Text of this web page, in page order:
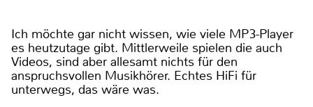
Ich möchte gar nicht wissen, wie viele MP3-Player
es heutzutage gibt. Mittlerweile spielen die auch
Videos, sind aber allesamt nichts für den
anspruchsvollen Musikhörer. Echtes HiFi für
unterwegs, das wäre was.